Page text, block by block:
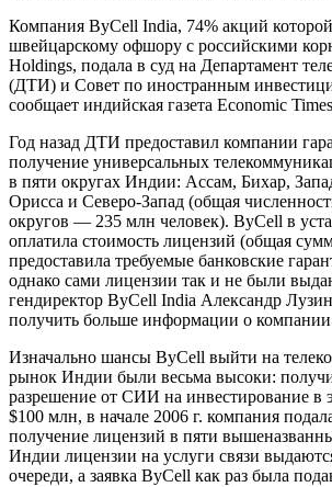
Компания ByCell India, 74% акций
швейцарскому офшору с российскими
Holdings, подала в суд на Департамент
(ДТИ) и Совет по иностранным
сообщает индийская газета Economic
Год назад ДТИ предоставил компании
получение универсальных
в пяти округах Индии: Ассам, Бихар,
Орисса и Северо-Запад (общая
округов — 235 млн человек). ByCell в
оплатила стоимость лицензий (общая
предоставила требуемые банковские
однако сами лицензии так и не были
гендиректор ByCell India Александр
получить больше информации о
Изначально шансы ByCell выйти на
рынок Индии были весьма высоки:
разрешение от СИИ на инвестирование в
$100 млн, в начале 2006 г. компания
получение лицензий в пяти
Индии лицензии на услуги связи
очереди, а заявка ByCell как раз была